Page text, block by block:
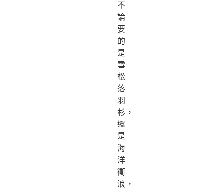
不
論
要
的
是
雪
松
落
羽
杉，
還
是
海
洋
衝
浪，